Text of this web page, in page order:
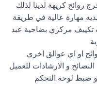
روائح كريهة لدينا لذلك
مهارة عالية في طريقة
مركزي بضاحية عبد
او اي عوالق اخرى.
و الارشادات للعميل
ضبط لوحة التحكم